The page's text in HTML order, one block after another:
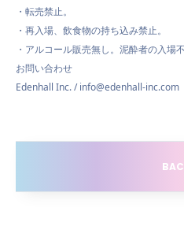
・転売禁止。
・再入場、飲食物の持ち込み禁止。
・アルコール販売無し。泥酔者の入場不
お問い合わせ
Edenhall Inc. / info@edenhall-inc.com